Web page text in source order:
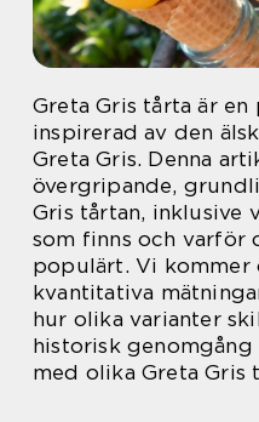
Greta Gris tårta är
inspirerad av den
Greta Gris. Denna
övergripande,
Gris tårtan, inklusive
som finns och varför
populärt. Vi kommer
kvantitativa
hur olika varianter
historisk
med olika Greta Gris